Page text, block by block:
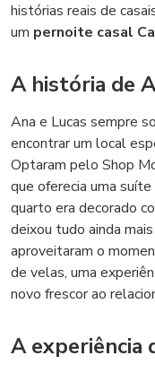
histórias reais de
um pernoite casal
A história de
Ana e Lucas sempre
encontrar um local
Optaram pelo Shop
que oferecia uma
quarto era decorado
deixou tudo ainda
aproveitaram o
de velas, uma
novo frescor ao
A experiência